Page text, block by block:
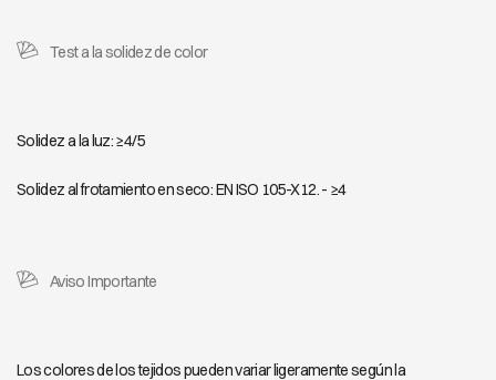
Test a la solidez de color
Solidez a la luz: ≥4/5
Solidez al frotamiento en seco: EN ISO 105-X12. - ≥4
Aviso Importante
Los colores de los tejidos pueden variar ligeramente según la